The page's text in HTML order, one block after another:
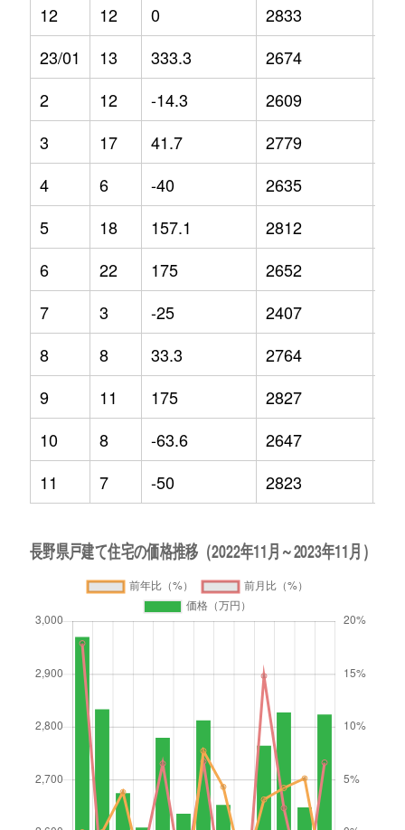
12
12 0 2833
23/01
13 333.3 2674
2
12 -14.3 2609
3
17 41.7 2779
4
6 -40 2635
5
18 157.1 2812
6
22 175 2652
7
3 -25 2407
8
8 33.3 2764
9
11 175 2827
10
8 -63.6 2647
11
7 -50 2823